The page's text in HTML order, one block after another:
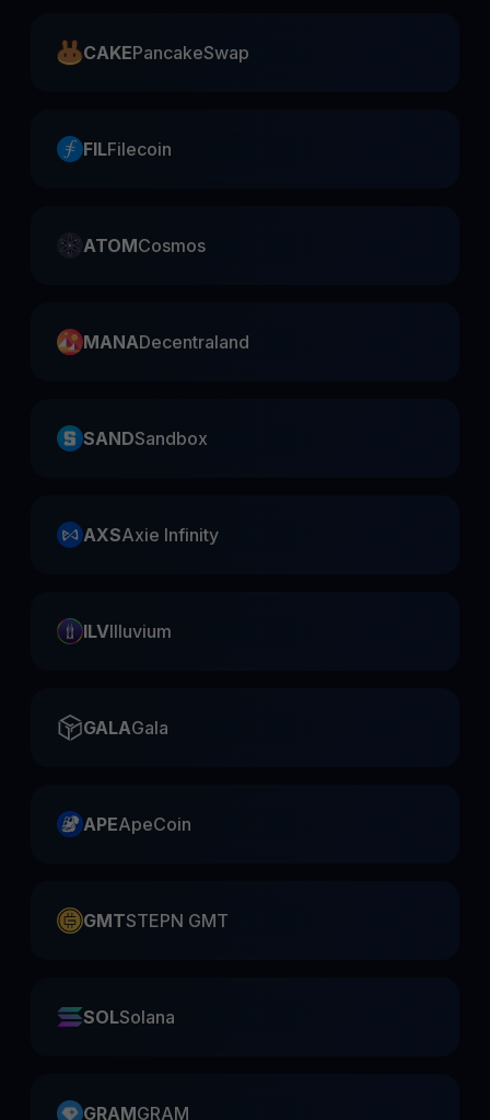
CAKEPancakeSwap
FILFilecoin
ATOMCosmos
MANADecentraland
SANDSandbox
AXSAxie Infinity
ILVIlluvium
GALAGala
APEApeCoin
GMTSTEPN GMT
SOLSolana
GRAMGRAM